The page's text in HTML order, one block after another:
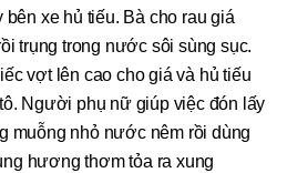
xe hủ tiếu. Bà cho rau giá
trụng trong nước sôi sùng sục.
vợt lên cao cho giá và hủ tiếu
Người phụ nữ giúp việc đón lấy
muỗng nhỏ nước nêm rồi dùng
hương thơm tỏa ra xung